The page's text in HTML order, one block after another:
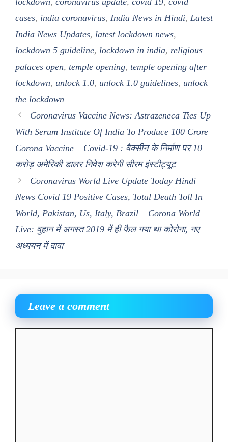
cases, india coronavirus, India News in Hindi, Latest
India News Updates, latest lockdown news,
lockdown 5 guideline, lockdown in india, religious
palaces open, temple opening, temple opening after
lockdown, unlock 1.0, unlock 1.0 guidelines, unlock
the lockdown
Coronavirus Vaccine News: Astrazeneca Ties Up
With Serum Institute Of India To Produce 100 Crore
Corona Vaccine – Covid-19 : वैक्सीन के निर्माण पर 10
करोड़ अमेरिकी डालर निवेश करेगी सीरम इंस्टीट्यूट
Coronavirus World Live Update Today Hindi
News Covid 19 Positive Cases, Total Death Toll In
World, Pakistan, Us, Italy, Brazil – Corona World
Live: वुहान में अगस्त 2019 में ही फैल गया था कोरोना, नए
अध्ययन में दावा
Leave a comment